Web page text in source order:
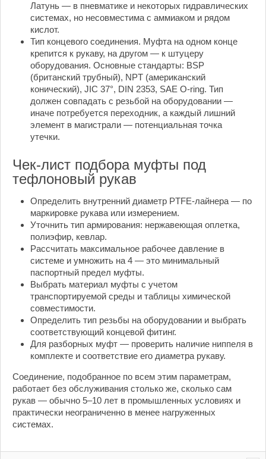
Латунь — в пневматике и некоторых гидравлических
системах, но несовместима с аммиаком и рядом
кислот.
Тип концевого соединения. Муфта на одном конце
крепится к рукаву, на другом — к штуцеру
оборудования. Основные стандарты: BSP
(британский трубный), NPT (американский
конический), JIC 37°, DIN 2353, SAE O-ring. Тип
должен совпадать с резьбой на оборудовании —
иначе потребуется переходник, а каждый лишний
элемент в магистрали — потенциальная точка
утечки.
Чек-лист подбора муфты под
тефлоновый рукав
Определить внутренний диаметр PTFE-лайнера — по
маркировке рукава или измерением.
Уточнить тип армирования: нержавеющая оплетка,
полиэфир, кевлар.
Рассчитать максимальное рабочее давление в
системе и умножить на 4 — это минимальный
паспортный предел муфты.
Выбрать материал муфты с учетом
транспортируемой среды и таблицы химической
совместимости.
Определить тип резьбы на оборудовании и выбрать
соответствующий концевой фитинг.
Для разборных муфт — проверить наличие ниппеля в
комплекте и соответствие его диаметра рукаву.
Соединение, подобранное по всем этим параметрам,
работает без обслуживания столько же, сколько сам
рукав — обычно 5–10 лет в промышленных условиях и
практически неограниченно в менее нагруженных
системах.